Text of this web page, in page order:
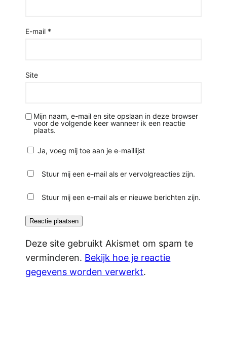
E-mail *
Site
Mijn naam, e-mail en site opslaan in deze browser
voor de volgende keer wanneer ik een reactie
plaats.
Ja, voeg mij toe aan je e-maillijst
Stuur mij een e-mail als er vervolgreacties zijn.
Stuur mij een e-mail als er nieuwe berichten zijn.
Deze site gebruikt Akismet om spam te
verminderen. Bekijk hoe je reactie
gegevens worden verwerkt.